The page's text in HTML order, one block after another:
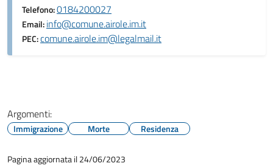
Telefono:0184200027
Email:info@comune.airole.im.it
PEC:comune.airole.im@legalmail.it
Argomenti:
Immigrazione Morte Residenza
Pagina aggiornata il 24/06/2023